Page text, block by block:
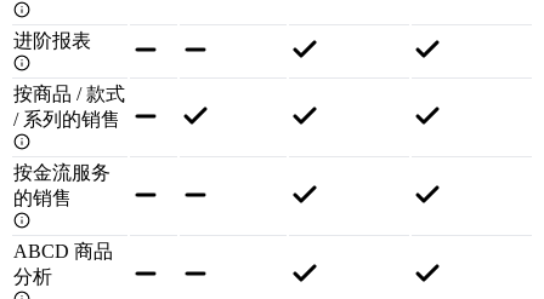
进阶报表
按商品 / 款式
/ 系列的销售
按金流服务
的销售
ABCD 商品
分析